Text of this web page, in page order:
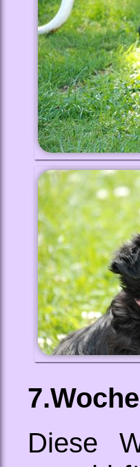
7.Woche
Diese